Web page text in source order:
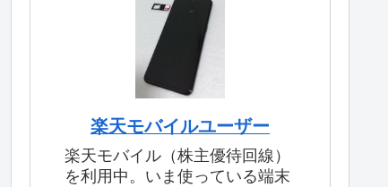
楽天モバイルユーザー
楽天モバイル（株主優待回線）
を利用中。いま使っている端末